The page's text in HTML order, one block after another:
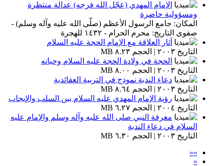
الإمام المهدي (عجّل الله فرجه) عدالة منتظرة
ومسؤولية حاضرة
المكان: جامع الرسول الأعظم (صلّى الله عليه وآله وسلم) -
صفوى التاريخ: محرم الحرام - ١٤٣٢ للهجرة
آثار العلاقة مع الإمام الحجة عليه السلام
التاريخ ٢٠٠٣ | الحجم ٨.٢٣ MB
الحجة في ولادة الحجة عليه السلام وحياته
التاريخ ٢٠٠٣ | الحجم ٨.٠٠ MB
دعاء الندبة نموذج في التربية العقائدية
التاريخ ٢٠٠٣ | الحجم ٨.٦٤ MB
رؤية الإمام المهدي عليه السلام بين السلب والإيجاب
التاريخ ٢٠٠٤ | الحجم ٦.٢٧ MB
معرفة النبي صلى الله عليه وآله وسلم والإمام عليه
السلام في دعاء الندبة
التاريخ ٢٠٠٣ | الحجم ٦.٣٠ MB
««
«